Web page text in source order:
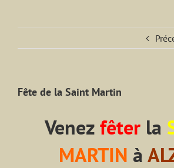
Fête de la Saint Martin
Venez fêterla
MARTIN à